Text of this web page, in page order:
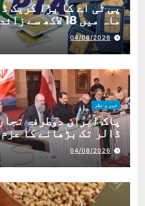
ماہ میں 18 لاکھ سے زائد سمز بلاک
04/08/2026
خبر و نظر
ڈالر تک بڑھانے کا عزم
04/08/2026